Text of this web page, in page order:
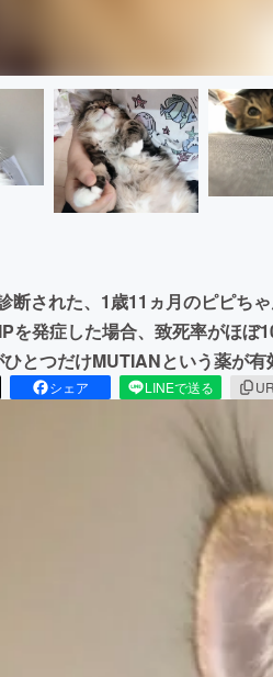
断された、1歳11ヵ月のピピち
を発症した場合、致死率がほ
とつだけMUTIANという薬が有
シェア LINEで送る